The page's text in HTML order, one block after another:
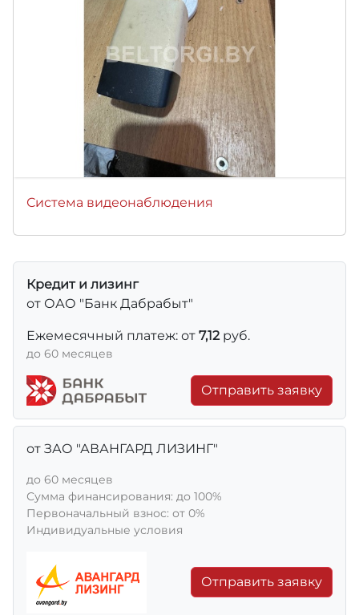
Система видеонаблюдения
Кредит и лизинг
от ОАО "Банк Дабрабыт"
Ежемесячный платеж: от 7,12 руб.
до 60 месяцев
Отправить заявку
от ЗАО "АВАНГАРД ЛИЗИНГ"
до 60 месяцев
Сумма финансирования: до 100%
Первоначальный взнос: от 0%
Индивидуальные условия
Отправить заявку